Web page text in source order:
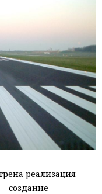
реализация
создание